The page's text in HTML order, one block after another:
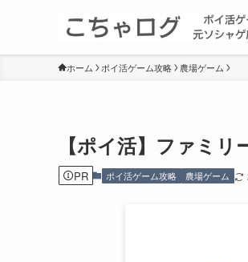
ホーム ポイ活ゲーム攻略 農場ゲーム
【ポイ活】ファミ
PR ポイ活ゲーム攻略 農場ゲーム